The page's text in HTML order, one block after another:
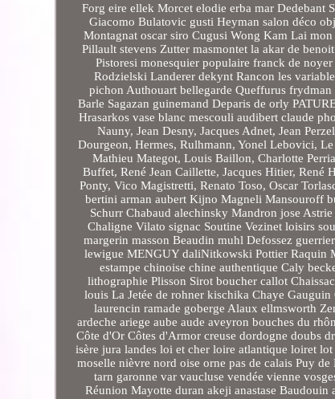
Forg eire ellek Morcet elodie erba mar
Giacomo Bulatovic gusti Heyman salon déco
Montagnat oscar siro Cugusi Wong Kam Lai
Pillault stevens Zutter masmontet la akar de
Pistoresi monesquier populaire franck de
Rodzielski Landerer dekynt Rancon les
pichon Authouart bellegarde Queffurus
Barle Sagazan guinemand Deparis de orly
Hrasarkos vase blanc mescouli audibert claude
Nauny, Jean Desny, Jacques Adnet, Jean
Dourgeon, Hermes, Rulhmann, Yonel Lebovici,
Mathieu Mategot, Louis Baillon, Charlotte
Buffet, René Jean Caillette, Jacques Hitier,
Ponty, Vico Magistretti, Renato Toso, Oscar
bertini arman aubert Kijno Magneli Mansouroff
Schurr Chabaud alechinsky Mandron jose
Chaligne Vilato signac Soutine Vezinet loisirs
margerin masson Beaudin muhl Defossez
lewigue MENGUY daliNitkowski Pottier Raquin
estampe chinoise chine authentique Caly
lithographie Plisson Sirot boucher callot
louis La Jetée de rohner kischika Chaye
laurencin ramade goberge Alaux ellmsworth
ardeche ariege aube aude aveyron bouches du
Côte d'Or Côtes d'Armor creuse dordogne doubs
isère jura landes loi et cher loire atlantique loiret
moselle nièvre nord oise orne pas de calais Puy
tarn garonne var vaucluse vendée vienne
Réunion Mayotte duran akeji anastase